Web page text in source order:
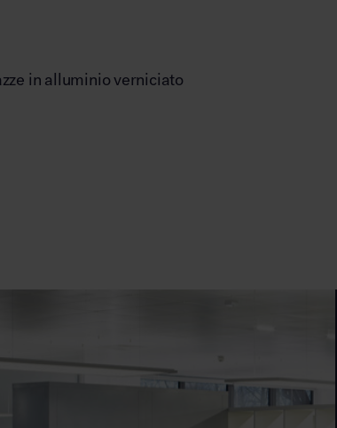
in alluminio verniciato